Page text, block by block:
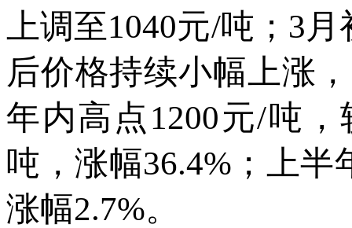
上调至1040元/吨；3
后价格持续小幅上涨
年内高点1200元/吨
吨，涨幅36.4%；上半
涨幅2.7%。